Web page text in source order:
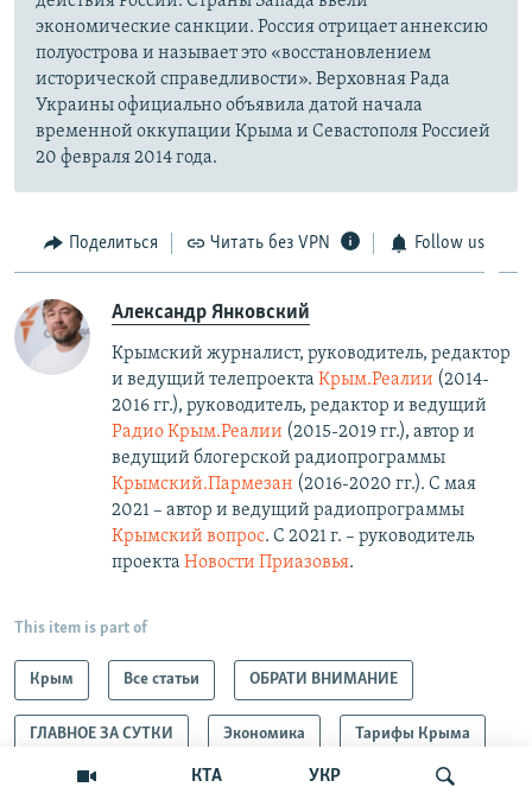
КТА УКР
экономические санкции. Россия отрицает аннексию
полуострова и называет это «восстановлением
исторической справедливости». Верховная Рада
Украины официально объявила датой начала
временной оккупации Крыма и Севастополя Россией
20 февраля 2014 года.
Поделиться Читать без VPN Follow us
Александр Янковский
Крымский журналист, руководитель, редактор
и ведущий телепроекта Крым.Реалии (2014-
2016 гг.), руководитель, редактор и ведущий
Радио Крым.Реалии (2015-2019 гг.), автор и
ведущий блогерской радиопрограммы
Крымский.Пармезан (2016-2020 гг.)​. С мая
2021 – автор и ведущий радиопрограммы
Крымский вопрос. С 2021 г. – руководитель
проекта Новости Приазовья.
This item is part of
Крым Все статьи ОБРАТИ ВНИМАНИЕ
ГЛАВНОЕ ЗА СУТКИ Экономика Тарифы Крыма